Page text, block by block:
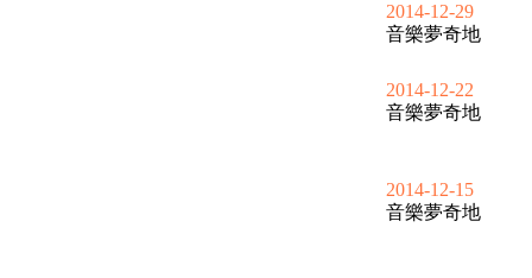
2014-12-29
音樂夢奇地
2014-12-22
音樂夢奇地
2014-12-15
音樂夢奇地